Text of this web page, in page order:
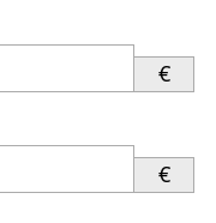
€
€